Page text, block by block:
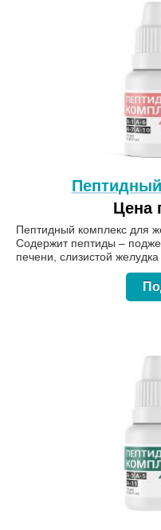
Цена
Пептидный комплекс для
Содержит пептиды –
печени, слизистой